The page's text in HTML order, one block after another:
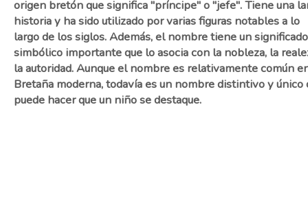
origen bretón que significa "príncipe" o "jefe". Tiene una
historia y ha sido utilizado por varias figuras notables a lo
largo de los siglos. Además, el nombre tiene un significado
simbólico importante que lo asocia con la nobleza, la
la autoridad. Aunque el nombre es relativamente común
Bretaña moderna, todavía es un nombre distintivo y único
puede hacer que un niño se destaque.